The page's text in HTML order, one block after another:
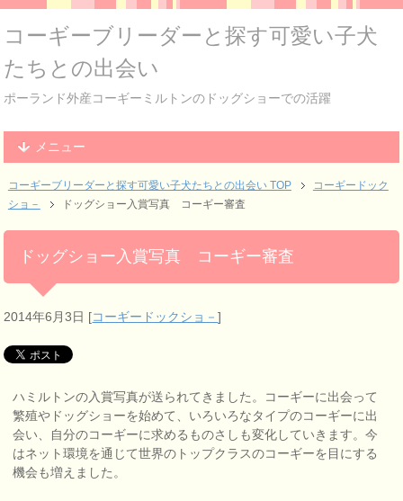
コーギーブリーダーと探す可愛い子犬
たちとの出会い
ポーランド外産コーギーミルトンのドッグショーでの活躍
メニュー
コーギーブリーダーと探す可愛い子犬たちとの出会い TOP
コーギードック
ショ－
ドッグショー入賞写真 コーギー審査
ドッグショー入賞写真 コーギー審査
2014年6月3日 [コーギードックショ－]
ハミルトンの入賞写真が送られてきました。コーギーに出会って
繁殖やドッグショーを始めて、いろいろなタイプのコーギーに出
会い、自分のコーギーに求めるものさしも変化していきます。今
はネット環境を通じて世界のトップクラスのコーギーを目にする
機会も増えました。